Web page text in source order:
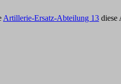
Artillerie-Ersatz-Abteilung 13 diese